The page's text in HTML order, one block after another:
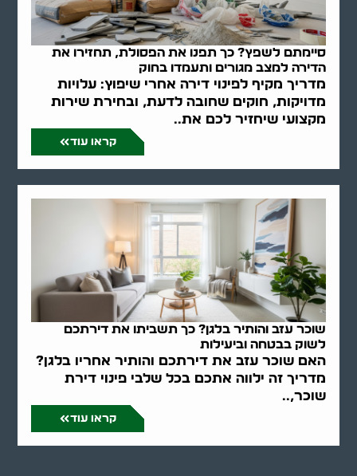
סיימתם לשפץ? כך תפנו את הפסולת, תחזירו את
הדירה למצב מגורים ותעמדו בחוק
מדריך מקיף לפינוי דירה אחרי שיפוץ: עלויות
מדויקות, חוקים שחובה לדעת, ובחירת שירות
מקצועי שיחזיר לכם את..
קראו עוד
שוכר עזב והותיר בלגן? כך תשביתו את דירתכם
לשוק בבטחה וביעילות
האם שוכר עזב את דירתכם והותיר אחריו בלגן?
מדריך זה ילווה אתכם בכל שלבי פינוי דירת
שוכר,..
קראו עוד